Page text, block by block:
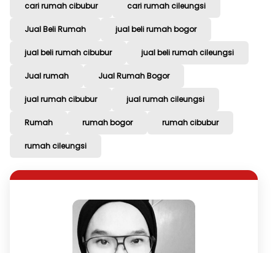
cari rumah cibubur cari rumah cileungsi
Jual Beli Rumah jual beli rumah bogor
jual beli rumah cibubur jual beli rumah cileungsi
Jual rumah Jual Rumah Bogor
jual rumah cibubur jual rumah cileungsi
Rumah rumah bogor rumah cibubur
rumah cileungsi